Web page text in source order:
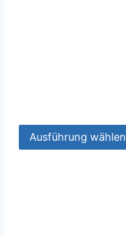
Ausführung wählen